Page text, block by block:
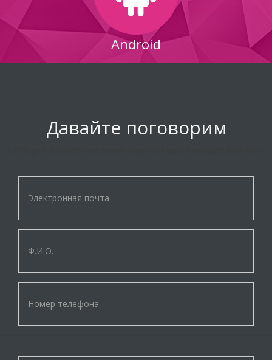
Android
Давайте поговорим